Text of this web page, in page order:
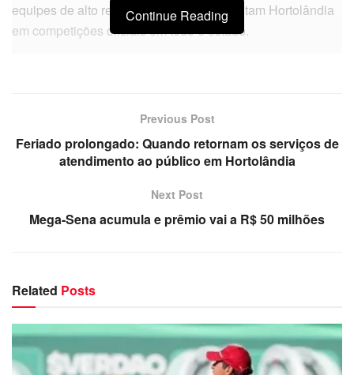
equipes de alto rendimento, que representam Hortolândia
em competições oficiais em todo o estado.
Continue Reading
Previous Post
Feriado prolongado: Quando retornam os serviços de
atendimento ao público em Hortolândia
Next Post
Mega-Sena acumula e prêmio vai a R$ 50 milhões
Related Posts